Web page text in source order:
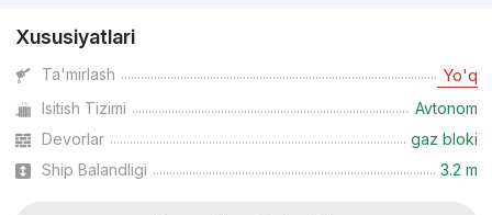
Xususiyatlari
Ta'mirlash Yo'q
Isitish Tizimi
Avtonom
Devorlar
gaz bloki
Ship Balandligi
3.2 m